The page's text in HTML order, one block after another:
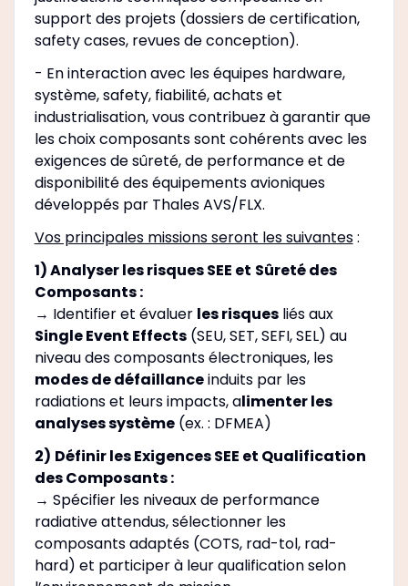
support des projets (dossiers de certification,
safety cases, revues de conception).
- En interaction avec les équipes hardware,
système, safety, fiabilité, achats et
industrialisation, vous contribuez à garantir que
les choix composants sont cohérents avec les
exigences de sûreté, de performance et de
disponibilité des équipements avioniques
développés par Thales AVS/FLX.
Vos principales missions seront les suivantes:
1) Analyser les risques SEE et Sûreté des
Composants :
→ Identifier et évaluer les risquesliés aux
Single Event Effects(SEU, SET, SEFI, SEL) au
niveau des composants électroniques, les
modes de défaillanceinduits par les
radiations et leurs impacts, alimenter les
analyses système(ex. : DFMEA)
2) Définir les Exigences SEE et Qualification
des Composants :
→ Spécifier les niveaux de performance
radiative attendus, sélectionner les
composants adaptés (COTS, rad-tol, rad-
hard) et participer à leur qualification selon